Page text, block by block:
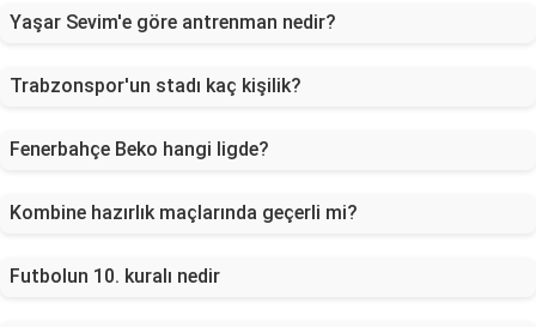
Yaşar Sevim'e göre antrenman nedir?
Trabzonspor'un stadı kaç kişilik?
Fenerbahçe Beko hangi ligde?
Kombine hazırlık maçlarında geçerli mi?
Futbolun 10. kuralı nedir